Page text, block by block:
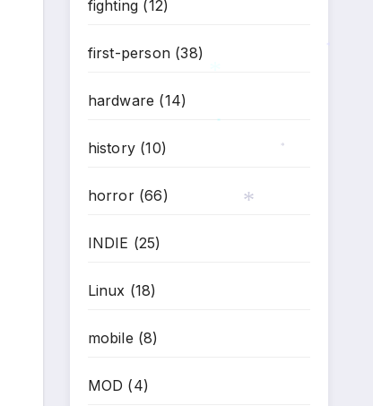
fighting (12)
first-person(38)
hardware (14)
history(10)
horror(66)
INDIE (25)
Linux (18)
mobile (8)
MOD (4)